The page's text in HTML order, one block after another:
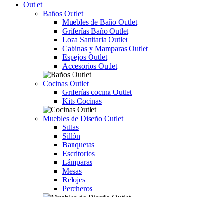
Outlet
Baños Outlet
Muebles de Baño Outlet
Griferîas Baño Outlet
Loza Sanitaria Outlet
Cabinas y Mamparas Outlet
Espejos Outlet
Accesorios Outlet
Cocinas Outlet
Griferías cocina Outlet
Kits Cocinas
Muebles de Diseño Outlet
Sillas
Sillón
Banquetas
Escritorios
Lámparas
Mesas
Relojes
Percheros